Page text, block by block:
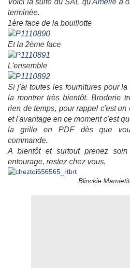
Voici la suite du SAL qu'Amélie a
terminée.
1ère face de la bouillotte
Et la 2ème face
L'ensemble
Si j'ai toutes les fournitures pour
la montrer très bientôt. Broderie
rien de temps, pour rappel c'est un
et l'avantage en ce moment c'est
la grille en PDF dès que
commande.
A bientôt et surtout prenez
entourage, restez chez vous.
Blinckie